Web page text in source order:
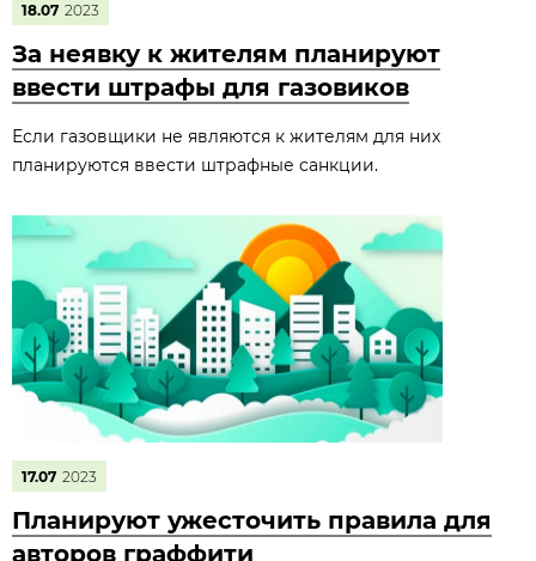
18.07 2023
За неявку к жителям планируют
ввести штрафы для газовиков
Если газовщики не являются к жителям для них
планируются ввести штрафные санкции.
17.07 2023
Планируют ужесточить правила для
авторов граффити